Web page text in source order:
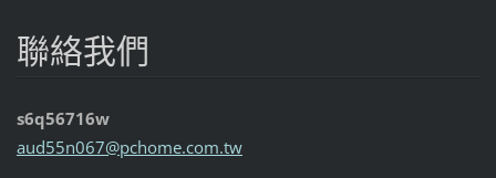
聯絡我們
s6q56716w
aud55n067@pchome.com.tw